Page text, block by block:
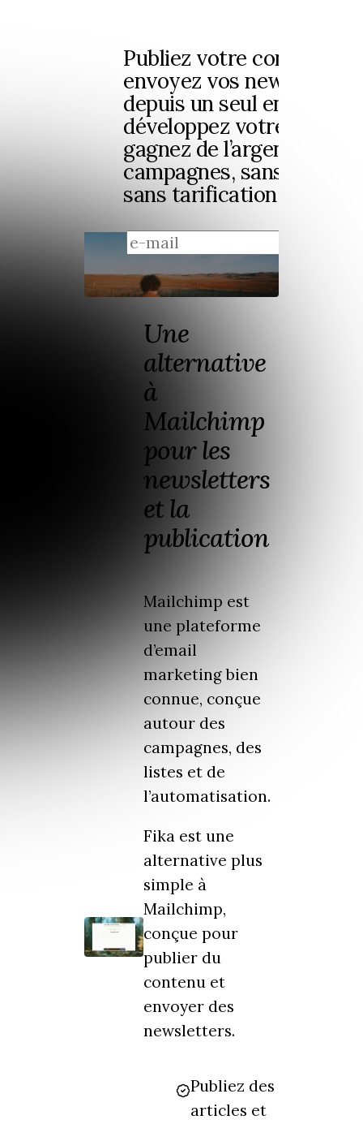
Publiez votre contenu et
envoyez vos newsletters
depuis un seul endroit,
développez votre
gagnez de l’argent, sans
campagnes, sans limites
sans tarification
Une
alternative
à
Mailchimp
pour les
newsletters
et la
publication
Mailchimp est
une plateforme
d’email
marketing bien
connue, conçue
autour des
campagnes, des
listes et de
l’automatisation.
Fika est une
alternative plus
simple à
Mailchimp,
conçue pour
publier du
contenu et
envoyer des
newsletters.
Publiez des
articles et